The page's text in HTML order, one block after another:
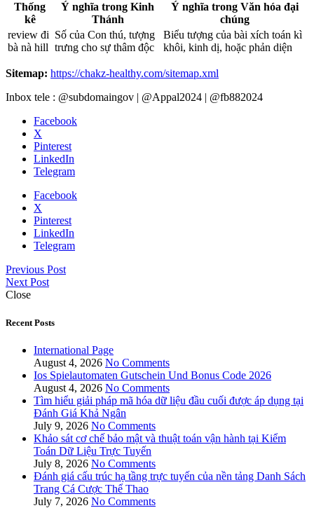
Thống
kê
Ý nghĩa trong Kinh
Thánh
Ý nghĩa trong Văn hóa đại
chúng
review đi
bà nà hill
Số của Con thú, tượng
trưng cho sự thâm độc
Biểu tượng của bài xích toán kì
khôi, kinh dị, hoặc phản diện
Sitemap: https://chakz-healthy.com/sitemap.xml
Inbox tele : @subdomaingov | @Appal2024 | @fb882024
Facebook
X
Pinterest
LinkedIn
Telegram
Facebook
X
Pinterest
LinkedIn
Telegram
Previous Post
Next Post
Close
Recent Posts
International Page
August 4, 2026 No Comments
Ios Spielautomaten Gutschein Und Bonus Code 2026
August 4, 2026 No Comments
Tìm hiểu giải pháp mã hóa dữ liệu đầu cuối được áp dụng tại
Đánh Giá Khả Ngân
July 9, 2026 No Comments
Khảo sát cơ chế bảo mật và thuật toán vận hành tại Kiểm
Toán Dữ Liệu Trực Tuyến
July 8, 2026 No Comments
Đánh giá cấu trúc hạ tầng trực tuyến của nền tảng Danh Sách
Trang Cá Cược Thể Thao
July 7, 2026 No Comments